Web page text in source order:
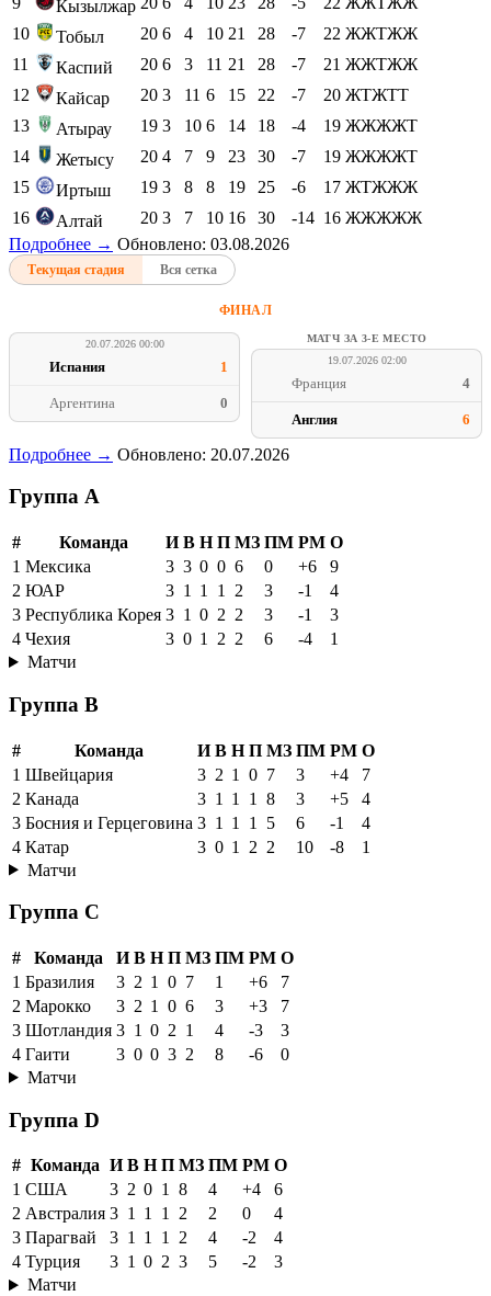
Кызылжар
10
Тобыл 20 6 4 10 21 28 -7 22 ЖЖТЖЖ
11
Каспий 20 6 3 11 21 28 -7 21 ЖЖТЖЖ
12
Кайсар 20 3 11 6 15 22 -7 20 ЖТЖТТ
13
Атырау 19 3 10 6 14 18 -4 19 ЖЖЖЖТ
14
Жетысу 20 4 7 9 23 30 -7 19 ЖЖЖЖТ
15
Иртыш 19 3 8 8 19 25 -6 17 ЖТЖЖЖ
16
Алтай 20 3 7 10 16 30 -14 16 ЖЖЖЖЖ
Подробнее → Обновлено: 03.08.2026
Текущая стадия Вся сетка
ФИНАЛ
20.07.2026 00:00
Испания 1
Аргентина 0
МАТЧ ЗА 3-Е МЕСТО
19.07.2026 02:00
Франция 4
Англия 6
Подробнее → Обновлено: 20.07.2026
Группа A
# Команда И В Н П МЗ ПМ РМ О
1 Мексика 3 3 0 0 6 0 +6
9
2 ЮАР 3 1 1 1 2 3 -1
4
3 Республика Корея 3 1 0 2 2 3 -1
3
4 Чехия 3 0 1 2 2 6 -4
1
Матчи
Группа B
# Команда И В Н П МЗ ПМ РМ О
1 Швейцария 3 2 1 0 7 3 +4
7
2 Канада 3 1 1 1 8 3 +5
4
3 Босния и Герцеговина 3 1 1 1 5 6 -1
4
4 Катар 3 0 1 2 2 10 -8
1
Матчи
Группа C
# Команда И В Н П МЗ ПМ РМ О
1 Бразилия 3 2 1 0 7 1 +6
7
2 Марокко 3 2 1 0 6 3 +3
7
3 Шотландия 3 1 0 2 1 4 -3
3
4 Гаити 3 0 0 3 2 8 -6
0
Матчи
Группа D
# Команда И В Н П МЗ ПМ РМ О
1 США 3 2 0 1 8 4 +4
6
2 Австралия 3 1 1 1 2 2 0
4
3 Парагвай 3 1 1 1 2 4 -2
4
4 Турция 3 1 0 2 3 5 -2
3
Матчи